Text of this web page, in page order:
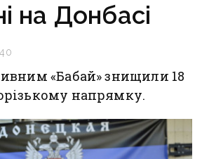
на Донбасі
«Бабай» знищили 18
напрямку.